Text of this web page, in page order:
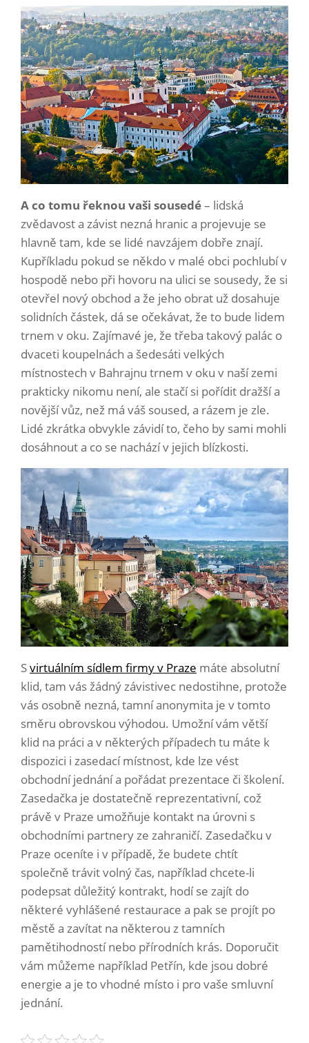
A co tomu řeknou vaši sousedé– lidská
zvědavost a závist nezná hranic a projevuje se
hlavně tam, kde se lidé navzájem dobře znají.
Kupříkladu pokud se někdo v malé obci pochlubí v
hospodě nebo při hovoru na ulici se sousedy, že si
otevřel nový obchod a že jeho obrat už dosahuje
solidních částek, dá se očekávat, že to bude lidem
trnem v oku. Zajímavé je, že třeba takový palác o
dvaceti koupelnách a šedesáti velkých
místnostech v Bahrajnu trnem v oku v naší zemi
prakticky nikomu není, ale stačí si pořídit dražší a
novější vůz, než má váš soused, a rázem je zle.
Lidé zkrátka obvykle závidí to, čeho by sami mohli
dosáhnout a co se nachází v jejich blízkosti.
Svirtuálním sídlem firmy v Praze máte absolutní
klid, tam vás žádný závistivec nedostihne, protože
vás osobně nezná, tamní anonymita je v tomto
směru obrovskou výhodou. Umožní vám větší
klid na práci a v některých případech tu máte k
dispozici i zasedací místnost, kde lze vést
obchodní jednání a pořádat prezentace či školení.
Zasedačka je dostatečně reprezentativní, což
právě v Praze umožňuje kontakt na úrovni s
obchodními partnery ze zahraničí. Zasedačku v
Praze oceníte i v případě, že budete chtít
společně trávit volný čas, například chcete-li
podepsat důležitý kontrakt, hodí se zajít do
některé vyhlášené restaurace a pak se projít po
městě a zavítat na některou z tamních
pamětihodností nebo přírodních krás. Doporučit
vám můžeme například Petřín, kde jsou dobré
energie a je to vhodné místo i pro vaše smluvní
jednání.